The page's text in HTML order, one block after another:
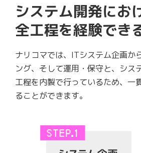
システム開発にお
全工程を経験でき
ナリコマでは、ITシステム企画か
ング、そして運用・保守と、シス
工程を内製で行っているため、一
ることができます。